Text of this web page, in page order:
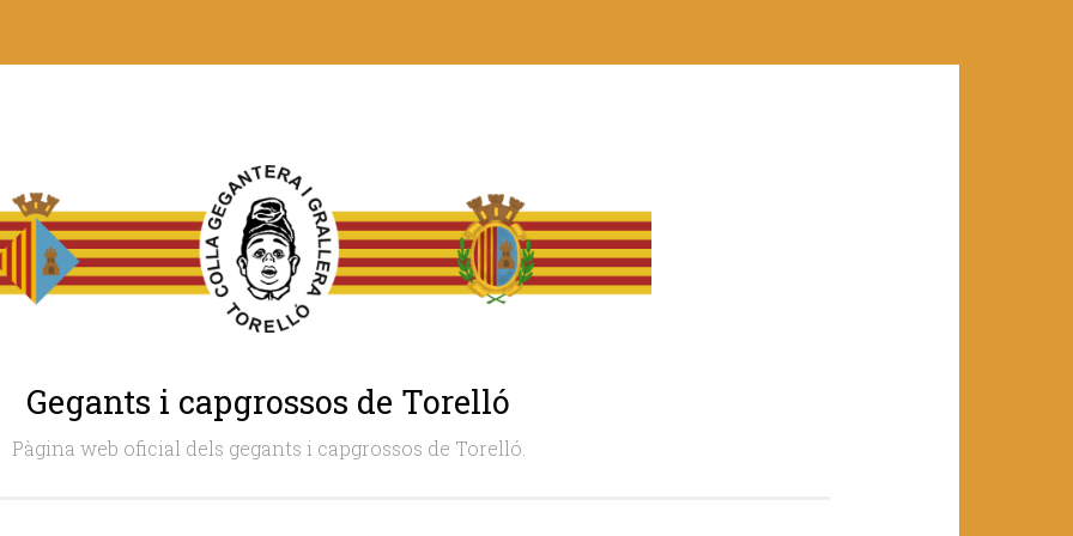
Gegants i capgrossos de Torelló
Pàgina web oficial dels gegants i capgrossos de Torelló.